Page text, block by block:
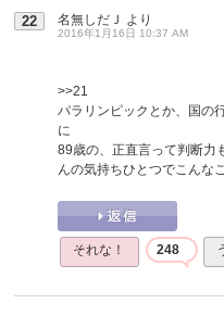
22 名無しだＪ より
2016年1月16日 10:37 AM
>>21
パラリンピックとか、国の
に
89歳の、正直言って判断力
んの気持ちひとつでこんな
それな！ 248